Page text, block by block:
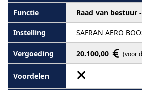
Raad van bestuur
SAFRAN AERO
20.100,00 (voor